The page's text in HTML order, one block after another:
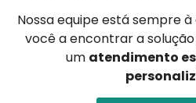
Nossa equipe está sempre
você a encontrar a
um atendimento